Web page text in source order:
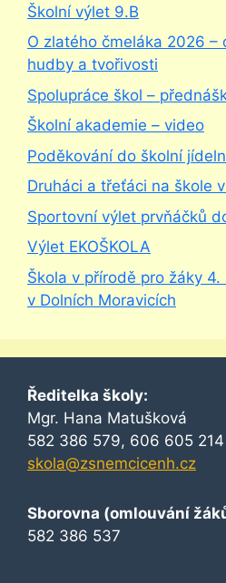
Školní výlet 9.B
O zlatého čmeláka 2026 –
hudby a tvořivosti
Spolupráce škol –
Školní akademie – video
Poděkování do školní
Druháci a třeťáci na škole
Sportovní výlet prvňáčků
Výlet EKOŠKOLA
Škola v přírodě pro žáky 4.
v Dolních Moravicích
Ředitelka školy:
Mgr. Hana Matušková
582 386 579, 606 605 214
skola@zsnemcicenh.cz
Sborovna (omlouvání
582 386 537